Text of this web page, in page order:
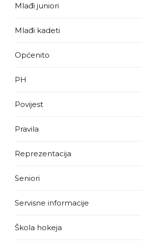
Mlađi juniori
Mlađi kadeti
Općenito
PH
Povijest
Pravila
Reprezentacija
Seniori
Servisne informacije
Škola hokeja